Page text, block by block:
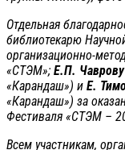
Отдельная
библиотекарю
организационно-
«СТЭМ»; Е.П. Чаврову
«Карандаш») и Е.
«Карандаш») за
Фестиваля «СТЭМ –
Всем участникам,